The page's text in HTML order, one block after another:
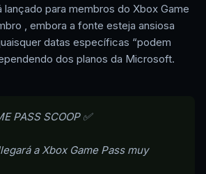
para membros do Xbox Game
, embora a fonte esteja ansiosa
datas específicas “podem
dos planos da Microsoft.
PASS SCOOP ✅
a Xbox Game Pass muy